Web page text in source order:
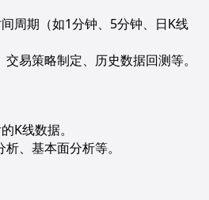
周期（如1分钟、5分钟、日K线
交易策略制定、历史数据回测等。
K线数据。
、基本面分析等。